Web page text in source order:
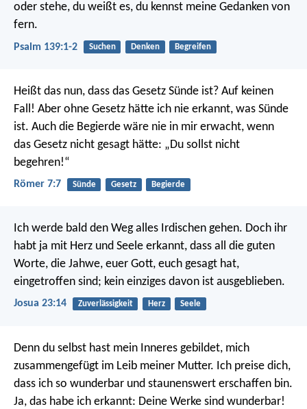
oder stehe, du weißt es, du kennst meine Gedanken von
fern.
Psalm 139:1-2 Suchen Denken Begreifen
Heißt das nun, dass das Gesetz Sünde ist? Auf keinen
Fall! Aber ohne Gesetz hätte ich nie erkannt, was Sünde
ist. Auch die Begierde wäre nie in mir erwacht, wenn
das Gesetz nicht gesagt hätte: „Du sollst nicht
begehren!“
Römer 7:7 Sünde Gesetz Begierde
Ich werde bald den Weg alles Irdischen gehen. Doch ihr
habt ja mit Herz und Seele erkannt, dass all die guten
Worte, die Jahwe, euer Gott, euch gesagt hat,
eingetroffen sind; kein einziges davon ist ausgeblieben.
Josua 23:14 Zuverlässigkeit Herz Seele
Denn du selbst hast mein Inneres gebildet, mich
zusammengefügt im Leib meiner Mutter. Ich preise dich,
dass ich so wunderbar und staunenswert erschaffen bin.
Ja, das habe ich erkannt: Deine Werke sind wunderbar!